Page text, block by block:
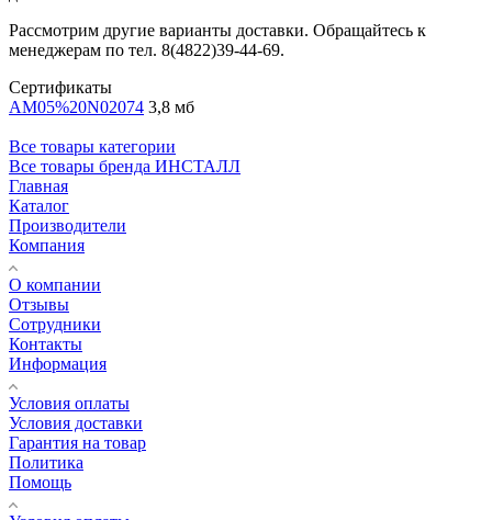
Рассмотрим другие варианты доставки. Обращайтесь к
менеджерам по тел. 8(4822)39-44-69.
Сертификаты
AM05%20N02074 3,8 мб
Все товары категории
Все товары бренда ИНСТАЛЛ
Главная
Каталог
Производители
Компания
О компании
Отзывы
Сотрудники
Контакты
Информация
Условия оплаты
Условия доставки
Гарантия на товар
Политика
Помощь